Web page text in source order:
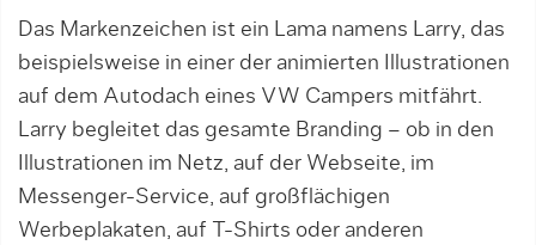
Das Markenzeichen ist ein Lama namens Larry, das
beispielsweise in einer der animierten Illustrationen
auf dem Autodach eines VW Campers mitfährt.
Larry begleitet das gesamte Branding – ob in den
Illustrationen im Netz, auf der Webseite, im
Messenger-Service, auf großflächigen
Werbeplakaten, auf T-Shirts oder anderen